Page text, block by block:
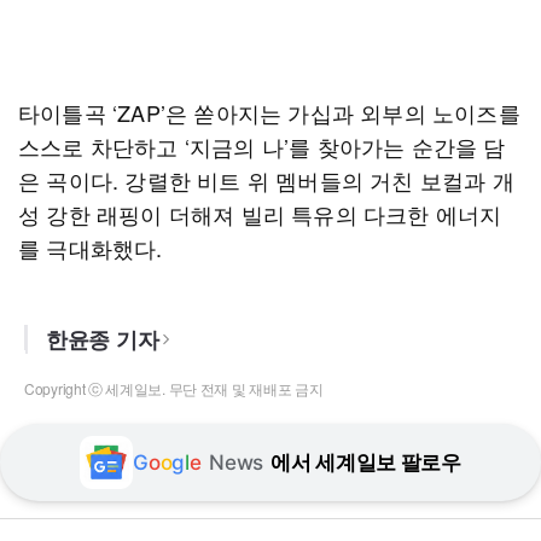
타이틀곡 ‘ZAP’은 쏟아지는 가십과 외부의 노이즈를
스스로 차단하고 ‘지금의 나’를 찾아가는 순간을 담
은 곡이다. 강렬한 비트 위 멤버들의 거친 보컬과 개
성 강한 래핑이 더해져 빌리 특유의 다크한 에너지
를 극대화했다.
한윤종 기자
Copyright ⓒ 세계일보. 무단 전재 및 재배포 금지
Google News 에서 세계일보 팔로우